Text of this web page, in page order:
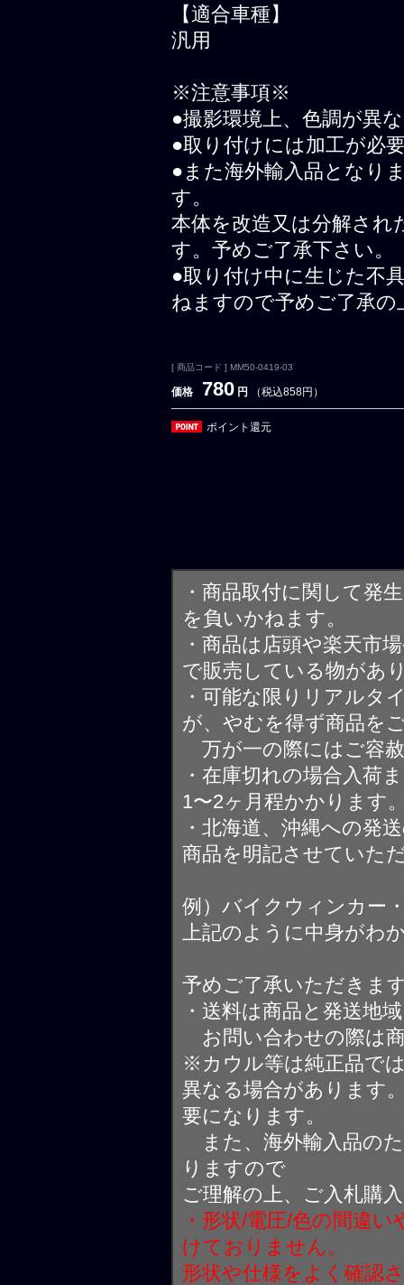
【適合車種】
汎用
※注意事項※
●撮影環境上、色調が異
●取り付けには加工が必
●また海外輸入品となり
す。
本体を改造又は分解され
す。予めご了承下さい。
●取り付け中に生じた不
ねますので予めご了承
[ 商品コード ] MM50-0419-03
価格 780 円 （税込858円）
ポイント還元
・商品取付に関して発
を負いかねます。
・商品は店頭や楽天市
で販売している物があ
・可能な限りリアルタ
が、やむを得ず商品を
万が一の際にはご容
・在庫切れの場合入荷
1〜2ヶ月程かかります
・北海道、沖縄への発
商品を明記させていた
例）バイクウィンカー
上記のように中身がわ
予めご了承いただきま
・送料は商品と発送地
お問い合わせの際は
※カウル等は純正品で
異なる場合があります
要になります。
また、海外輸入品の
りますので
ご理解の上、ご入札購
・形状/電圧/色の間違
けておりません。
形状や仕様をよく確認